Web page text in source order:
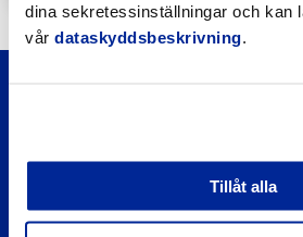
dina sekretessinställningar och kan
vår dataskyddsbeskrivning.
Tillåt alla